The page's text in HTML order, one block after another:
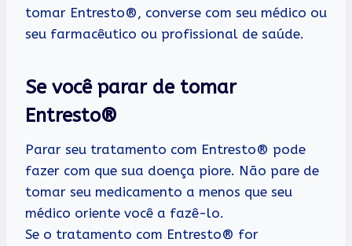
tomar Entresto®, converse com seu médico ou
seu farmacêutico ou profissional de saúde.
Se você parar de tomar
Entresto®
Parar seu tratamento com Entresto® pode
fazer com que sua doença piore. Não pare de
tomar seu medicamento a menos que seu
médico oriente você a fazê-lo.
Se o tratamento com Entresto® for